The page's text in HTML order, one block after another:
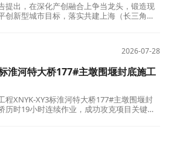
提出，在深化产创融合上争当龙头，锻造现
创新型城市目标，落实共建上海（长三角）
2026-07-28
淮河特大桥177#主墩围堰封底施工
程XNYK-XY3标淮河特大桥177#主墩围堰封
历时19小时连续作业，成功攻克项目关键水